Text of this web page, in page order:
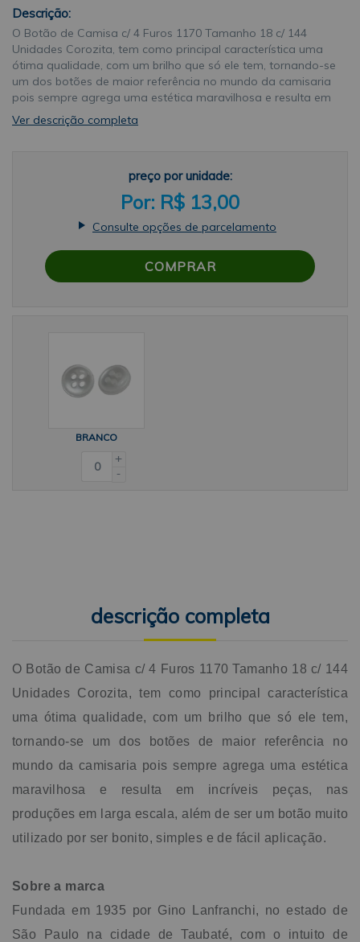
Descrição:
O Botão de Camisa c/ 4 Furos 1170 Tamanho 18 c/ 144
Unidades Corozita, tem como principal característica uma
ótima qualidade, com um brilho que só ele tem, tornando-se
um dos botões de maior referência no mundo da camisaria
pois sempre agrega uma estética maravilhosa e resulta em
incríveis peças, nas produções em larga escala, além de ser
um botão muito utilizado por ser bonito, simples e de fácil
com o intuito de atender as necessidades dos seus clientes,
buscando sempre tornar-se uma referência no mercado de
botões nacional e internacional. Inicialmente os botões da
corozita eram feitos à base de uma castanha de uma
ficou conhecida como corozo e foi daí que surgiu o nome
Corozita.Já no ano de 1947, com o surgimento do plástico
ambiente.AplicaçãoSua aplicação é variada, podendo ser
utilizado em camisas e calças sociais, alguns trabalhos em
utilizado comAgulha de plástico para tricô e lã para tricô
multiuso para o corte das linhas e sobra de linhas.Conteúdo
Ver descrição completa
preço por unidade:
R$ 13,00
Consulte opções de parcelamento
COMPRAR
BRANCO
+
-
descrição completa
O Botão de Camisa c/ 4 Furos 1170 Tamanho 18 c/ 144
Unidades Corozita, tem como principal característica
uma ótima qualidade, com um brilho que só ele tem,
tornando-se um dos botões de maior referência no
mundo da camisaria pois sempre agrega uma estética
maravilhosa e resulta em incríveis peças, nas
produções em larga escala, além de ser um botão muito
utilizado por ser bonito, simples e de fácil aplicação.
Sobre a marca
Fundada em 1935 por Gino Lanfranchi, no estado de
São Paulo na cidade de Taubaté, com o intuito de